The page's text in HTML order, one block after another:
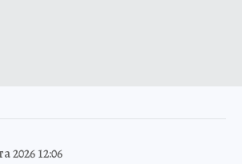
2026 12:06